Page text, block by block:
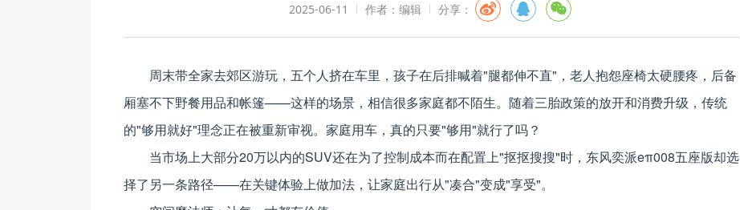
2025-06-11 作者：编辑 分享：
周末带全家去郊区游玩，五个人挤在车里，孩子在后排喊着"腿都伸不直"，老人抱怨座椅太硬腰疼，后备
厢塞不下野餐用品和帐篷——这样的场景，相信很多家庭都不陌生。随着三胎政策的放开和消费升级，传统
的"够用就好"理念正在被重新审视。家庭用车，真的只要"够用"就行了吗？
当市场上大部分20万以内的SUV还在为了控制成本而在配置上"抠抠搜搜"时，东风奕派eπ008五座版却选
择了另一条路径——在关键体验上做加法，让家庭出行从"凑合"变成"享受"。